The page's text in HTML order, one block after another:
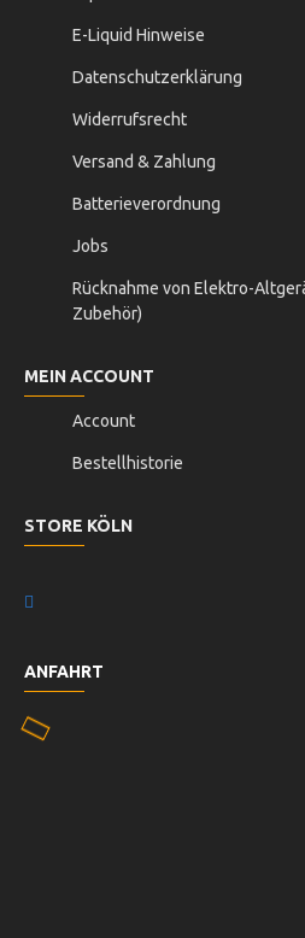
E-Liquid Hinweise
Datenschutzerklärung
Widerrufsrecht
Versand & Zahlung
Batterieverordnung
Jobs
Rücknahme von Elektro-
Zubehör)
MEIN ACCOUNT
Account
Bestellhistorie
STORE KÖLN
ANFAHRT